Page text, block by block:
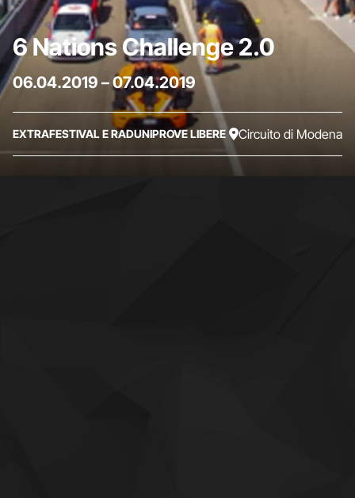
6 Nations Challenge 2.0
06.04.2019 –07.04.2019
EXTRAFESTIVAL E RADUNIPROVE LIBERE Circuito di Modena